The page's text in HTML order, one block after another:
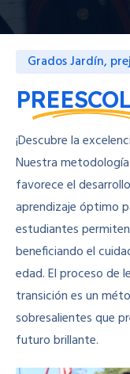
Grados Jardín,
¡Descubre la
Nuestra
favorece el
aprendizaje óptimo
estudiantes
beneficiando el
edad. El proceso de
transición es un
sobresalientes que
futuro brillante.